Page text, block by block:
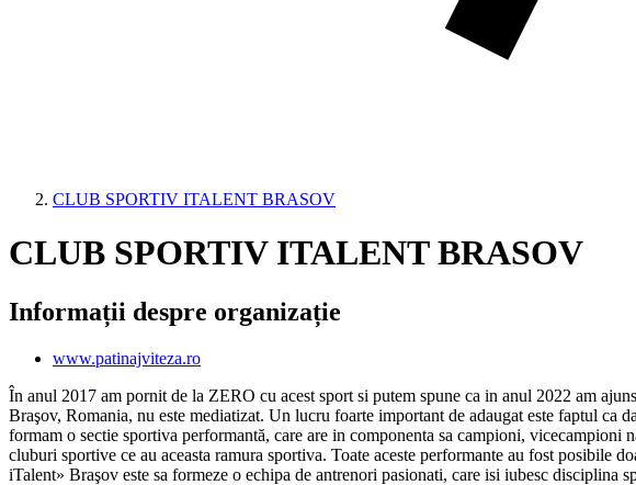
CLUB SPORTIV ITALENT BRASOV
CLUB SPORTIV ITALENT BRASOV
Informații despre organizație
www.patinajviteza.ro
În anul 2017 am pornit de la ZERO cu acest sport si putem spune ca in anul 2022 am
Braşov, Romania, nu este mediatizat. Un lucru foarte important de adaugat este faptul
formam o sectie sportiva performantă, care are in componenta sa campioni,
cluburi sportive ce au aceasta ramura sportiva. Toate aceste performante au fost
iTalent» Braşov este sa formeze o echipa de antrenori pasionati, care isi iubesc disciplina